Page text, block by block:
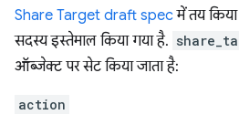
Share Target draft specमें तय
सदस्य इस्तेमाल किया गया है.
ऑब्जेक्ट पर सेट किया जाता है:
action